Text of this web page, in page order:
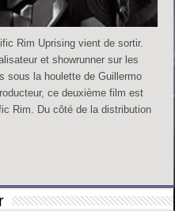
Rim Uprising vient de sortir.
et showrunner sur les
sous la houlette de Guillermo
ce deuxième film est
Rim. Du côté de la distribution